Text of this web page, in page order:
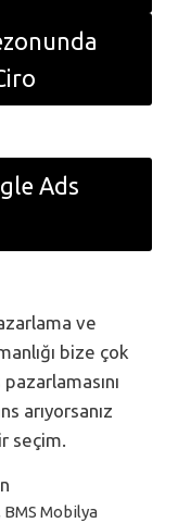
Ads
ve
bize çok
arıyorsanız
seçim.
Mobilya